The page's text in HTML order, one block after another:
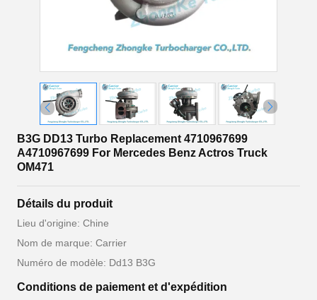
B3G DD13 Turbo Replacement 4710967699
A4710967699 For Mercedes Benz Actros Truck
OM471
Détails du produit
Lieu d'origine: Chine
Nom de marque: Carrier
Numéro de modèle: Dd13 B3G
Conditions de paiement et d'expédition